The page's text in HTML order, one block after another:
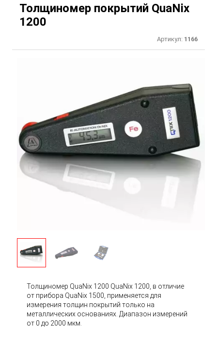
Толщиномер покрытий QuaNix
1200
Артикул: 1166
Толщиномер QuaNix 1200 QuaNix 1200, в отличие
от прибора QuaNix 1500, применяется для
измерения толщин покрытий только на
металлических основаниях. Диапазон измерений
от 0 до 2000 мкм.